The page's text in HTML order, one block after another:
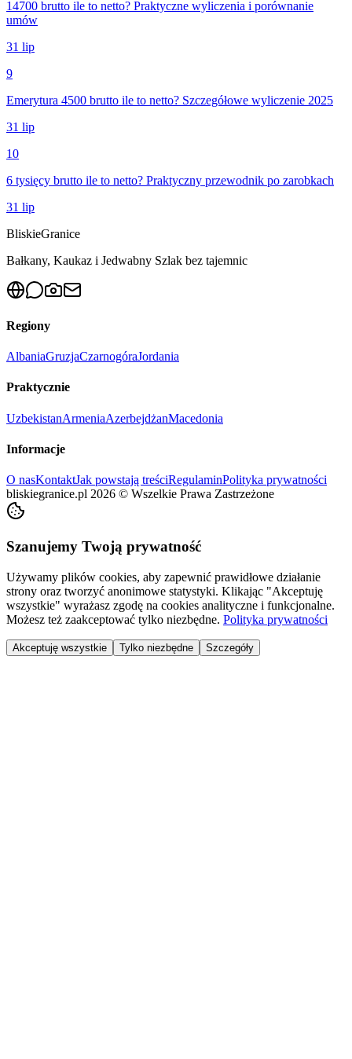
14700 brutto ile to netto? Praktyczne wyliczenia i porównanie
umów
31 lip
9
Emerytura 4500 brutto ile to netto? Szczegółowe wyliczenie 2025
31 lip
10
6 tysięcy brutto ile to netto? Praktyczny przewodnik po zarobkach
31 lip
BliskieGranice
Bałkany, Kaukaz i Jedwabny Szlak bez tajemnic
Regiony
AlbaniaGruzjaCzarnogóraJordania
Praktycznie
UzbekistanArmeniaAzerbejdżanMacedonia
Informacje
O nasKontaktJak powstają treściRegulaminPolityka prywatności
bliskiegranice.pl 2026 © Wszelkie Prawa Zastrzeżone
Szanujemy Twoją prywatność
Używamy plików cookies, aby zapewnić prawidłowe działanie
strony oraz tworzyć anonimowe statystyki. Klikając "Akceptuję
wszystkie" wyrażasz zgodę na cookies analityczne i funkcjonalne.
Możesz też zaakceptować tylko niezbędne. Polityka prywatności
Akceptuję wszystkie Tylko niezbędne Szczegóły